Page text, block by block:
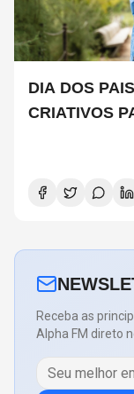
DIA DOS PAIS: IDEIAS DE
CRIATIVOS
Receba as
Alpha FM direto